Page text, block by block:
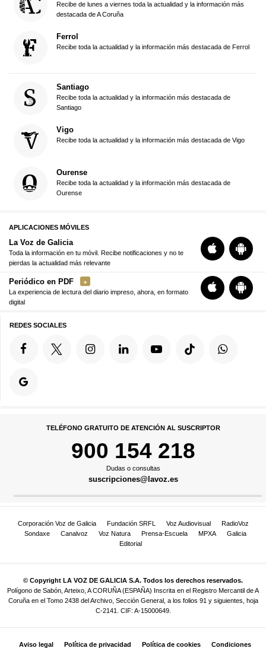
Recibe de lunes a viernes toda la actualidad y la información más
destacada de A Coruña
Ferrol
Recibe toda la actualidad y la información más destacada de Ferrol
Santiago
Recibe toda la actualidad y la información más destacada de
Santiago
Vigo
Recibe toda la actualidad y la información más destacada de Vigo
Ourense
Recibe toda la actualidad y la información más destacada de
Ourense
APLICACIONES MÓVILES
La Voz de Galicia
Toda la información en tu móvil. Recibe notificaciones y no te
pierdas la actualidad más relevante
Periódico en PDF
La experiencia de lectura del diario impreso, ahora, en formato
digital
REDES SOCIALES
TELÉFONO GRATUITO DE ATENCIÓN AL SUSCRIPTOR
900 154 218
Dudas o consultas
suscripciones@lavoz.es
Corporación Voz de Galicia Fundación SRFL Voz Audiovisual
RadioVoz
Sondaxe
Canalvoz Voz Natura Prensa-Escuela MPXA
Galicia
Editorial
© Copyright LA VOZ DE GALICIA S.A. Todos los derechos reservados.
Polígono de Sabón, Arteixo, A CORUÑA (ESPAÑA) Inscrita en el Registro Mercantil de A
Coruña en el Tomo 2438 del Archivo, Sección General, a los folios 91 y siguientes, hoja
C-2141. CIF: A-15000649.
Aviso legal Política de privacidad Política de cookies Condiciones